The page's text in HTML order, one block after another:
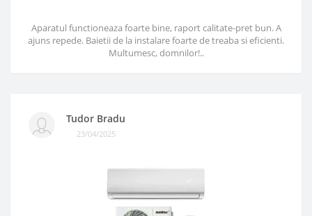
Aparatul functioneaza foarte bine, raport calitate-pret bun. A
ajuns repede. Baietii de la instalare foarte de treaba si eficienti.
Multumesc, domnilor!..
Tudor Bradu
23/04/2025